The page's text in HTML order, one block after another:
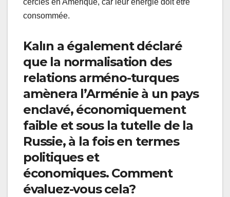
cercles en Amérique, car leur énergie doit être
consommée.
Kalın a également déclaré
que la normalisation des
relations arméno-turques
amènera l’Arménie à un pays
enclavé, économiquement
faible et sous la tutelle de la
Russie, à la fois en termes
politiques et
économiques. Comment
évaluez-vous cela?